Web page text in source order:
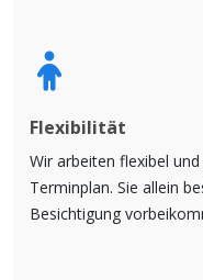
Flexibilität
Wir arbeiten flexibel
Terminplan. Sie allein
Besichtigung